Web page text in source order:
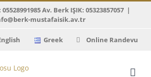
Av. Berk IŞIK: 05323857057 |
mustafaisik.av.tr
Greek Online Randevu